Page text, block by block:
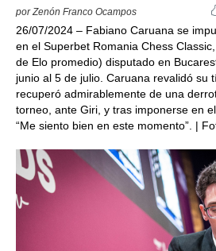
por Zenón Franco Ocampos
26/07/2024 – Fabiano Caruana se
en el Superbet Romania Chess
de Elo promedio) disputado en
junio al 5 de julio. Caruana revalidó su
recuperó admirablemente de una
torneo, ante Giri, y tras imponerse en
“Me siento bien en este momento”. |